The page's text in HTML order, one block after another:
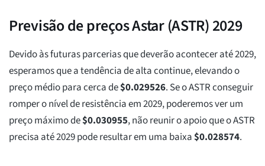
Previsão de preços Astar (ASTR) 2029
Devido às futuras parcerias que deverão acontecer até 2029,
esperamos que a tendência de alta continue, elevando o
preço médio para cerca de$0.029526. Se o ASTR conseguir
romper o nível de resistência em 2029, poderemos ver um
preço máximo de$0.030955, não reunir o apoio que o ASTR
precisa até 2029 pode resultar em uma baixa$0.028574.